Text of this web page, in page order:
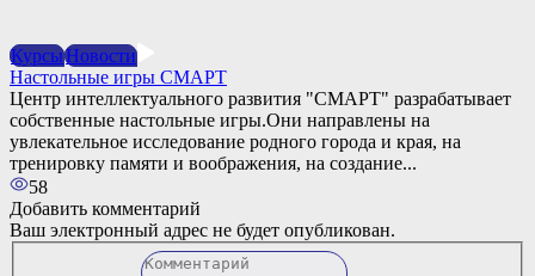
КурсыНовости
Настольные игры СМАРТ
Центр интеллектуального развития "СМАРТ" разрабатывает
собственные настольные игры.Они направлены на
увлекательное исследование родного города и края, на
тренировку памяти и воображения, на создание...
58
Добавить комментарий
Ваш электронный адрес не будет опубликован.